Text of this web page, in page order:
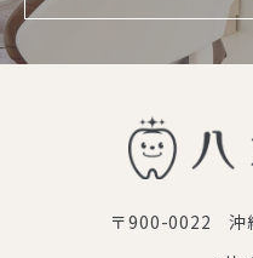
〒900-0022 沖